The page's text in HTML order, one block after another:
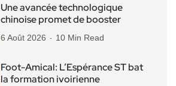
Une avancée technologique
chinoise promet de booster
6 Août 2026 10 Min Read
Foot-Amical: L’Espérance ST bat
la formation ivoirienne